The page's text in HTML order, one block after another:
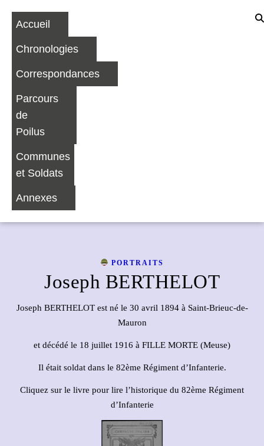
Accueil
Chronologies
Correspondances
Parcours
de
Poilus
Communes
et Soldats
Annexes
PORTRAITS
Joseph BERTHELOT
Joseph BERTHELOT est né le 30 avril 1894 à Saint-Brieuc-de-
Mauron
et décédé le 18 juillet 1916 à FILLE MORTE (Meuse)
Il était soldat dans le 82ème Régiment d’Infanterie.
Cliquez sur le livre pour lire l’historique du 82ème Régiment
d’Infanterie